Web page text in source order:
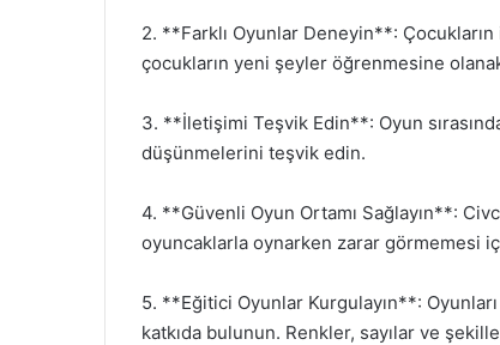
2. **Farklı Oyunlar Deneyin**:
çocukların yeni şeyler öğrenmesine
3. **İletişimi Teşvik Edin**: Oyun
düşünmelerini teşvik edin.
4. **Güvenli Oyun Ortamı Sağlayın**:
oyuncaklarla oynarken zarar görmemesi
5. **Eğitici Oyunlar Kurgulayın**:
katkıda bulunun. Renkler, sayılar ve